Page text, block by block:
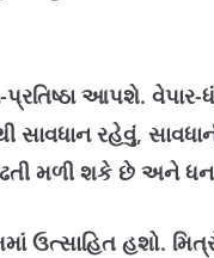
આપશે. વેપાર-
રહેવું,
મળી શકે છે અને
ઉત્સાહિત હશો.